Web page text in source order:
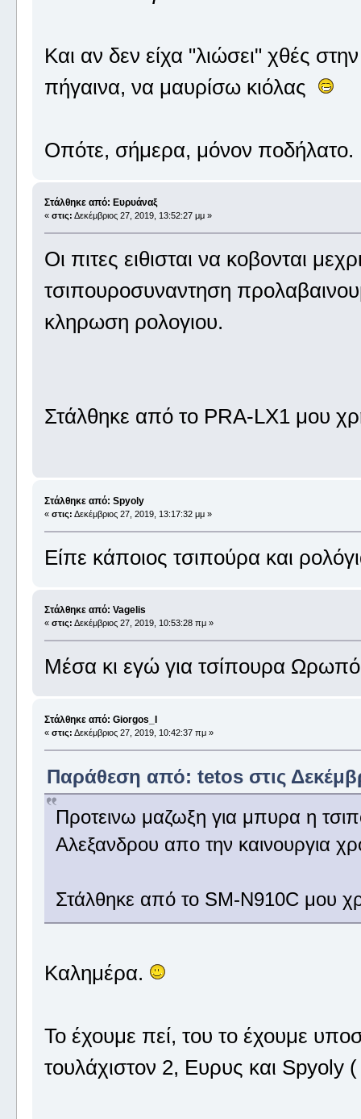
Και αν δεν είχα "λιώσει" χθές
πήγαινα, να μαυρίσω κιόλας
Οπότε, σήμερα, μόνον
Στάλθηκε από: Ευρυάναξ
« στις: Δεκέμβριος 27, 2019, 13:52:27 μμ »
Οι πιτες ειθισται να κοβονται
τσιπουροσυναντηση
κληρωση ρολογιου.
Στάλθηκε από το PRA-LX1 μου
Στάλθηκε από: Spyoly
« στις: Δεκέμβριος 27, 2019, 13:17:32 μμ »
Είπε κάποιος τσιπούρα και
Στάλθηκε από: Vagelis
« στις: Δεκέμβριος 27, 2019, 10:53:28 πμ »
Μέσα κι εγώ για τσίπουρα
Στάλθηκε από: Giorgos_I
« στις: Δεκέμβριος 27, 2019, 10:42:37 πμ »
Παράθεση από: tetos στις
Προτεινω μαζωξη για μπυρα η
Αλεξανδρου απο την καινουργια
Στάλθηκε από το SM-N910C μου
Καλημέρα.
Το έχουμε πεί, του το έχουμε
τουλάχιστον 2, Ευρυς και